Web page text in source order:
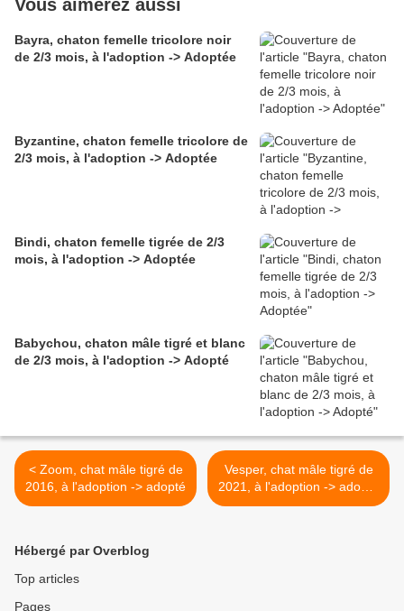
Vous aimerez aussi
Bayra, chaton femelle tricolore noir
de 2/3 mois, à l'adoption -> Adoptée
Byzantine, chaton femelle tricolore de
2/3 mois, à l'adoption -> Adoptée
Bindi, chaton femelle tigrée de 2/3
mois, à l'adoption -> Adoptée
Babychou, chaton mâle tigré et blanc
de 2/3 mois, à l'adoption -> Adopté
< Zoom, chat mâle tigré de
2016, à l'adoption -> adopté
Vesper, chat mâle tigré de
2021, à l'adoption -> adopté
>
Hébergé par Overblog
Top articles
Pages